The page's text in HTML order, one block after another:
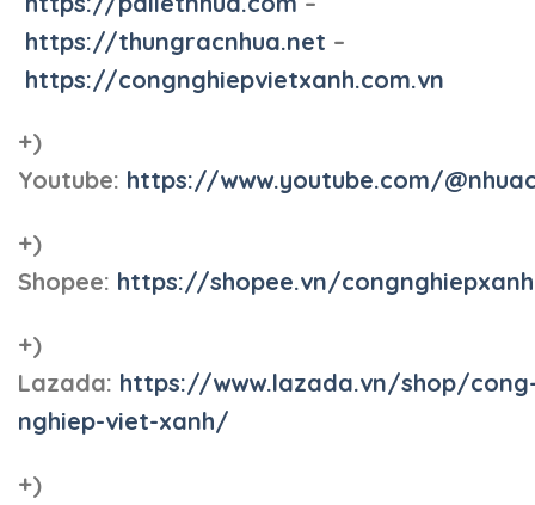
https://thungracnhua.net –
https://congnghiepvietxanh.com.vn
+)
Youtube: https://www.youtube.com/
+)
Shopee: https://shopee.vn/
+)
Lazada: https://www.lazada.vn/shop/
nghiep-viet-xanh/
+)